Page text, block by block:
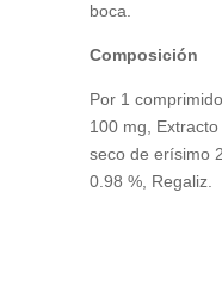
boca.
Composición
Por 1
100 mg,
seco de erísimo
0.98 %, Regaliz.